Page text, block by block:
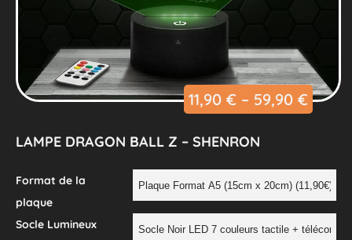
11,90 € – 59,90 €
LAMPE DRAGON BALL Z – SHENRON
Format de la
plaque
Socle Lumineux